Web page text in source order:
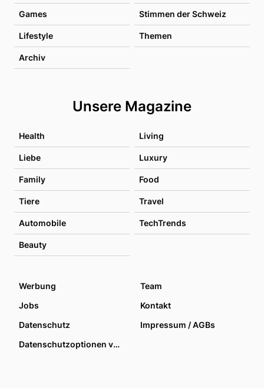
Games Stimmen der Schweiz
Lifestyle Themen
Archiv
Unsere Magazine
Health Living
Liebe Luxury
Family Food
Tiere Travel
Automobile TechTrends
Beauty
Werbung
Team
Jobs
Kontakt
Datenschutz
Impressum / AGBs
Datenschutzoptionen verwalten